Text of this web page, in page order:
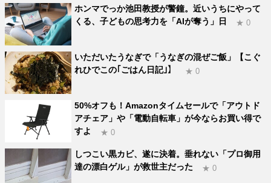
ホンマでっか池田教授が警鐘。近いうちにやって
くる、子どもの思考力を「AIが奪う」日
★ 0
いただいたうなぎで「うなぎの混ぜご飯」【こぐ
れひでこの｢ごはん日記｣】
★ 0
50%オフも！Amazonタイムセールで「アウトド
アチェア」や「電動自転車」が今ならお買い得で
すよ
★ 0
しつこい黒カビ、遂に決着。垂れない「プロ御用
達の漂白ゲル」が救世主だった
★ 0